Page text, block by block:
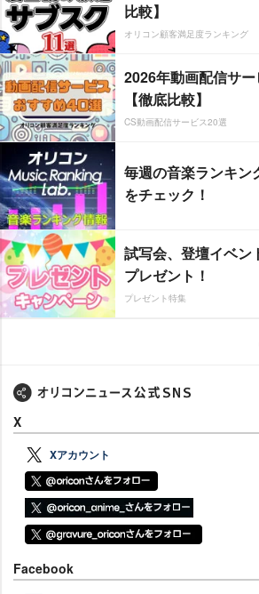
比較】
オリコン顧客満足度ランキング
2026年動画配信サ
【徹底比較】
CS動画配信サービス20選
毎週の音楽ランキン
をチェック！
試写会、登壇イベン
プレゼント！
プレゼント特集
X
Xアカウント
Facebook